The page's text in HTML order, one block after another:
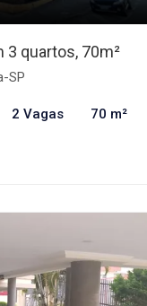
3 quartos, 70m²
SP
2 Vagas 70 m²